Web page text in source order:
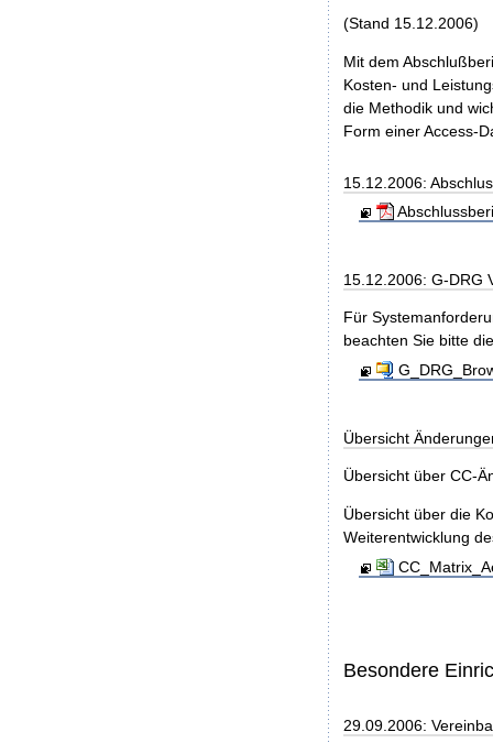
(Stand 15.12.2006)
Mit dem
Kosten- und
die Methodik und
Form einer Access-
15.12.2006:
15.12.2006: G-DRG
Für
beachten Sie bitte
Übersicht
Übersicht über CC-
Übersicht über die
Weiterentwicklung
Besondere
29.09.2006: